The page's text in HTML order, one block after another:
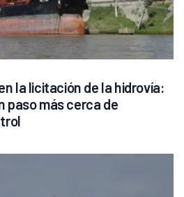
la licitación de la hidrovía:
paso más cerca de